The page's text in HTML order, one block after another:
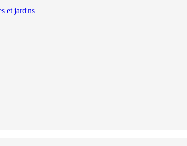
et jardins